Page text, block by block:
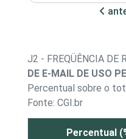
J2 - FREQÜÊNCIA DE
DE E-MAIL DE USO
Percentual sobre o
Fonte: CGI.br
Percentual